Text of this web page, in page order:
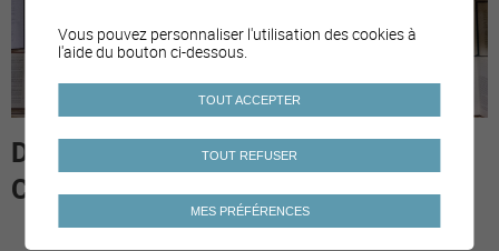
DOCUMENTS POUR LES
COMMUNES
Vous pouvez personnaliser l'utilisation des cookies à
l'aide du bouton ci-dessous.
TOUT ACCEPTER
TOUT REFUSER
MES PRÉFÉRENCES